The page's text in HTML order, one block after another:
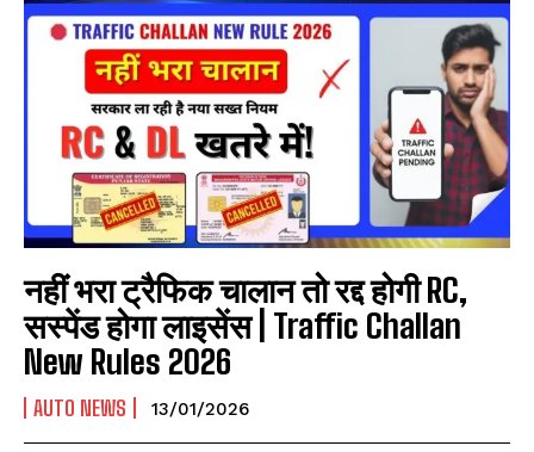
नहीं भरा ट्रैफिक चालान तो रद्द होगी RC,
सस्पेंड होगा लाइसेंस | Traffic Challan
New Rules 2026
AUTO NEWS 13/01/2026